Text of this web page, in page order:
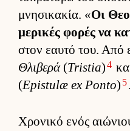
μνησικακία. «Οι
μερικές φορές να
στον εαυτό του. Από
Θλιβερά(Tristia)4
(Epistulæ ex Ponto) 5.
Χρονικό ενός